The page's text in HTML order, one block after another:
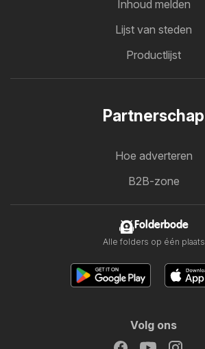
Inhoud melden
Lijst van steden
Productlijst
Partnerschap
Hoe adverteren
B2B-zone
Folderbode
Alle folders op één plaats
Volg ons